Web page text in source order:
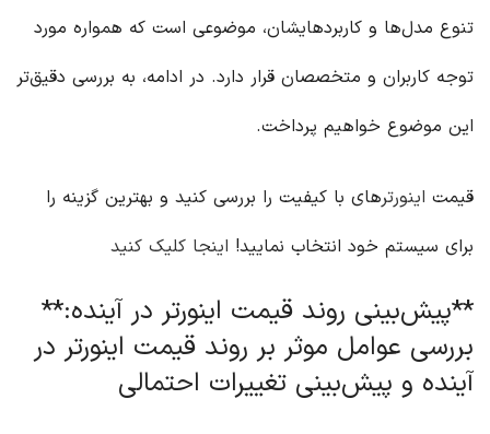
تنوع مدل‌ها و کاربردهایشان، موضوعی است که همواره مورد
توجه کاربران و متخصصان قرار دارد. در ادامه، به بررسی دقیق‌تر
این موضوع خواهیم پرداخت.
قیمت اینورترهای با کیفیت را بررسی کنید و بهترین گزینه را
برای سیستم خود انتخاب نمایید! اینجا کلیک کنید
**پیش‌بینی روند قیمت اینورتر در آینده:**
بررسی عوامل موثر بر روند قیمت اینورتر در
آینده و پیش‌بینی تغییرات احتمالی